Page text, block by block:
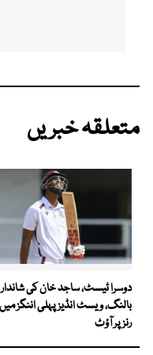
متعلقہ خبریں
دوسرا ٹیسٹ، ساجد خان کی شاندار
رنز پر آؤٹ